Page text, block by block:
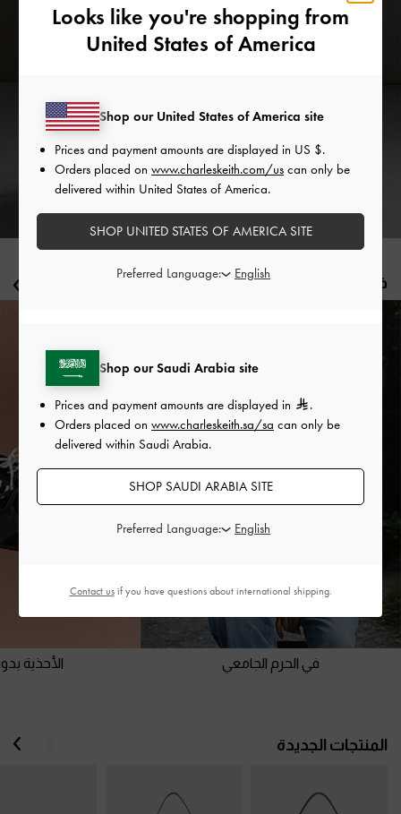
في دائرة الضوء Next
في الحرم الجامعي الأحذية
المنتجات الجديدة السابق
Looks like you're shopping from
United States of America
Shop our Saudi Arabia site
Prices and payment amounts are displayed in
.
Orders placed on www.charleskeith.sa/sa can only be
delivered within Saudi Arabia.
SHOP SAUDI ARABIA SITE
Preferred Language:
Shop our United States of America site
Prices and payment amounts are displayed in US $.
Orders placed on www.charleskeith.com/us can only be
delivered within United States of America.
SHOP UNITED STATES OF AMERICA SITE
Preferred Language:
Contact usif you have questions about international shipping.